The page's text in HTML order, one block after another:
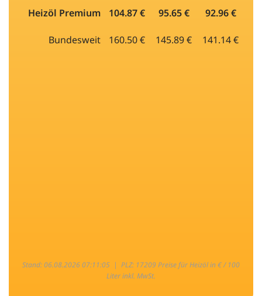
Heizöl Premium 104.87 € 95.65 € 92.96 €
Bundesweit 160.50 € 145.89 € 141.14 €
Stand: 06.08.2026 07:11:05 | PLZ: 17209 Preise für Heizöl in € / 100
Liter inkl. MwSt.